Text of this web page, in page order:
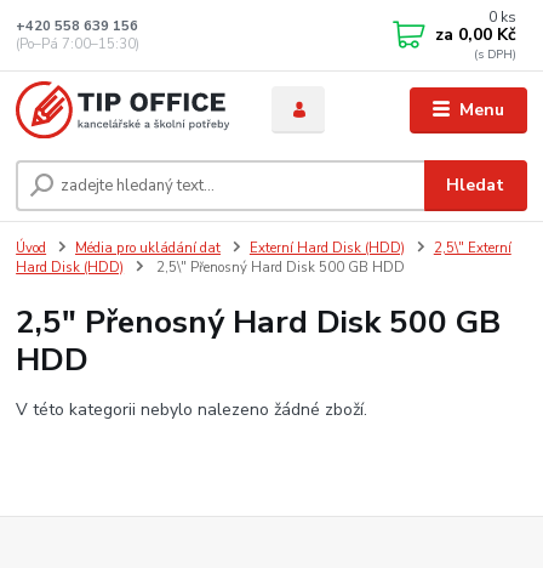
Menu
Hledat
+420 558 639 156
(Po–Pá 7:00–15:30)
0 ks
za 0,00 Kč
Úvod Média pro ukládání dat Externí Hard Disk (HDD)
2,5\" Externí
Hard Disk (HDD)
2,5\" Přenosný Hard Disk 500 GB HDD
2,5" Přenosný Hard Disk 500 GB
HDD
V této kategorii nebylo nalezeno žádné zboží.